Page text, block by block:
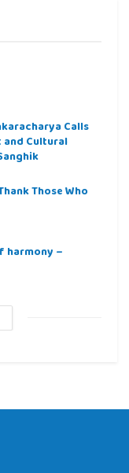
Calls
Cultural
Those Who
harmony –